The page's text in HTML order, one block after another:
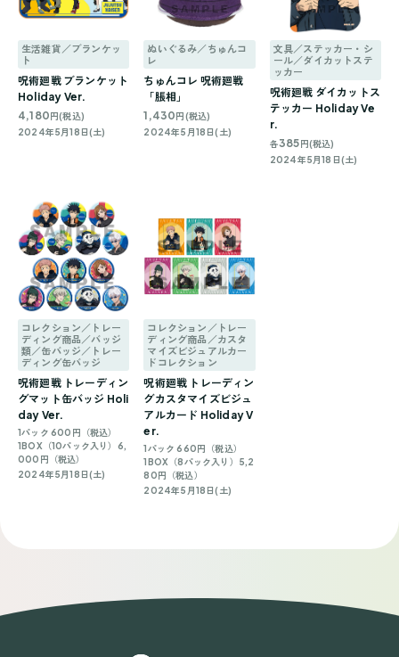
生活雑貨／ブランケッ
ト
呪術廻戦 ブランケット
Holiday Ver.
4,180円(税込)
2024年5月18日(土)
ぬいぐるみ／ちゅんコ
レ
ちゅんコレ 呪術廻戦
「脹相」
1,430円(税込)
2024年5月18日(土)
文具／ステッカー・シ
ール／ダイカットステ
ッカー
呪術廻戦 ダイカットス
テッカー Holiday Ve
r.
各385円(税込)
2024年5月18日(土)
コレクション／トレー
ディング商品／バッジ
類／缶バッジ／トレー
ディング缶バッジ
呪術廻戦 トレーディン
グマット缶バッジ Holi
day Ver.
1パック 600円（税込）
1BOX（10パック入り）6,
000円（税込）
2024年5月18日(土)
コレクション／トレー
ディング商品／カスタ
マイズビジュアルカー
ドコレクション
呪術廻戦 トレーディン
グカスタマイズビジュ
アルカード Holiday V
er.
1パック 660円（税込）
1BOX（8パック入り）5,2
80円（税込）
2024年5月18日(土)